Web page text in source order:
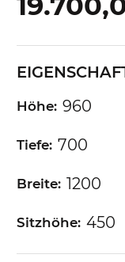
Höhe: 960
Tiefe: 700
Breite: 1200
Sitzhöhe: 450
the
gallery